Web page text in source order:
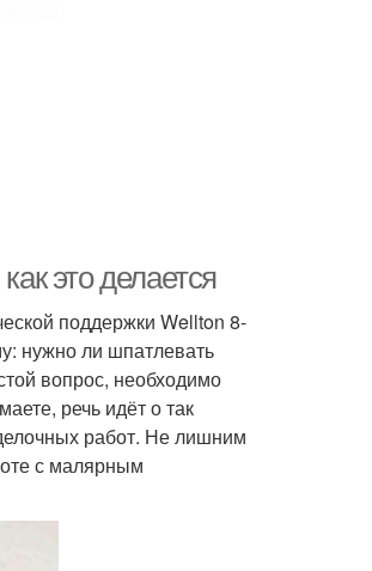
это делается
поддержки Wellton 8-
нужно ли шпатлевать
вопрос, необходимо
речь идёт о так
работ. Не лишним
с малярным